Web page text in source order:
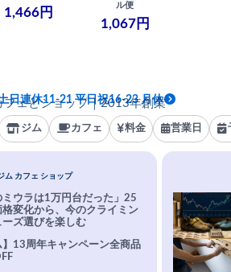
1,466円
ル便
1,067円
フェとショップ｜2013年創業
日連休11-21 平日祝16-23 月休
ジム カフェ 料金 営業日
ム カフェ ショップ
ミウラは1万円台だった」25
格変化から、今のクライミン
ーズ選びを楽しむ
】13周年キャンペーン全商品